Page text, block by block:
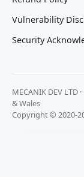
Vulnerability
Security
MECANIK DEV LTD
& Wales
Copyright © 2020-